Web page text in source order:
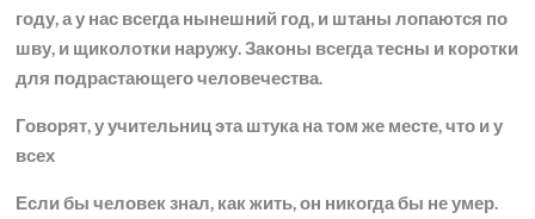
году, а у нас всегда нынешний год, и штаны лопаются по
шву, и щиколотки наружу. Законы всегда тесны и коротки
для подрастающего человечества.
Говорят, у учительниц эта штука на том же месте, что и у
всех
Если бы человек знал, как жить, он никогда бы не умер.